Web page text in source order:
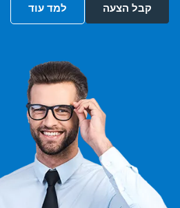
קבל הצעה למד עוד